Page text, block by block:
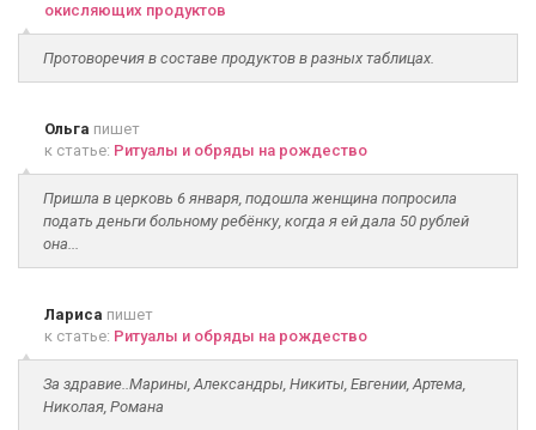
окисляющих продуктов
Протоворечия в составе продуктов в разных таблицах.
Ольга пишет
к статье: Ритуалы и обряды на рождество
Пришла в церковь 6 января, подошла женщина попросила
подать деньги больному ребёнку, когда я ей дала 50 рублей
она...
Лариса пишет
к статье: Ритуалы и обряды на рождество
За здравие..Марины, Александры, Никиты, Евгении, Артема,
Николая, Романа